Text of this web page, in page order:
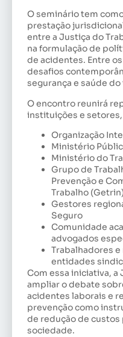
O seminário tem
prestação
entre a Justiça do
na formulação de
de acidentes. Entre
desafios
segurança e saúde
O encontro reunirá
instituições e
Organização
Ministério
Ministério do
Grupo de
Prevenção e
Trabalho
Gestores
Seguro
Comunidade
advogados
Trabalhadores
entidades
Com essa iniciativa, a
ampliar o debate
acidentes laborais e
prevenção como
de redução de custos
sociedade.